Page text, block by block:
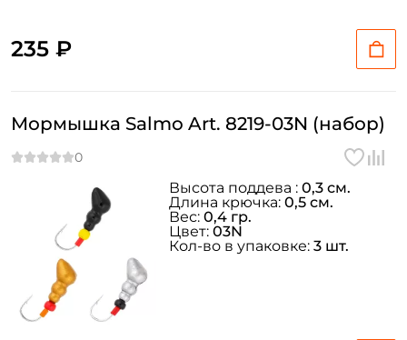
235 ₽
Мормышка Salmo Art. 8219-03N (набор)
Высота поддева : 0,3 см.
Длина крючка: 0,5 см.
Вес: 0,4 гр.
Цвет: 03N
Кол-во в упаковке: 3 шт.